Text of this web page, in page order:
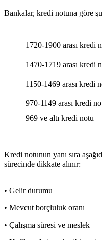
Bankalar, kredi notuna göre
1720-1900 arası kredi
1470-1719 arası kredi
1150-1469 arası kredi
970-1149 arası kredi
969 ve altı kredi notu
Kredi notunun yanı sıra
sürecinde dikkate alınır:
• Gelir durumu
• Mevcut borçluluk oranı
• Çalışma süresi ve meslek